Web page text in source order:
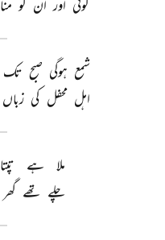
کوئی اور ان کو منا
شمع ہوگی صبح تک
اہل محفل کی زباں
ملا ہے تپتا
چلے تھے گھر